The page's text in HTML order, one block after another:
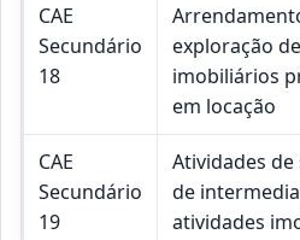
CAE
Secundário
18
exploração
imobiliários
em locação
CAE
Secundário
19
Atividades de
de
atividades